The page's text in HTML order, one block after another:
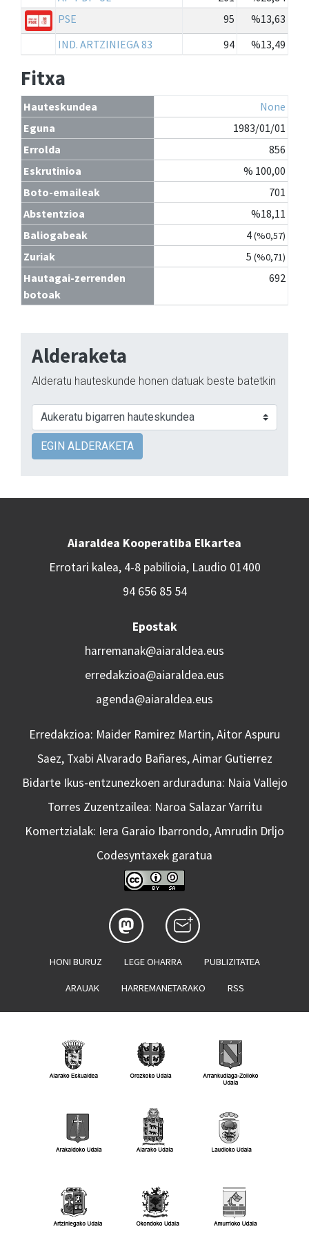
PSE
95
%13,63
IND. ARTZINIEGA 83
94 %13,49
Fitxa
Hauteskundea
None
Eguna
1983/01/01
Errolda
856
Eskrutinioa
% 100,00
Boto-emaileak
701
Abstentzioa
%18,11
Baliogabeak
4(%0,57)
Zuriak 5 (%0,71)
Hautagai-zerrenden
botoak
692
Alderaketa
Alderatu hauteskunde honen datuak beste batetkin
EGIN ALDERAKETA
Aiaraldea Kooperatiba Elkartea
Errotari kalea, 4-8 pabilioia, Laudio 01400
94 656 85 54
Epostak
harremanak@aiaraldea.eus
erredakzioa@aiaraldea.eus
agenda@aiaraldea.eus
Erredakzioa: Maider Ramirez Martin, Aitor Aspuru
Saez, Txabi Alvarado Bañares, Aimar Gutierrez
Bidarte Ikus-entzunezkoen arduraduna: Naia Vallejo
Torres Zuzentzailea: Naroa Salazar Yarritu
Komertzialak: Iera Garaio Ibarrondo, Amrudin Drljo
Codesyntaxek garatua
HONI BURUZ LEGE OHARRA PUBLIZITATEA
ARAUAK HARREMANETARAKO RSS